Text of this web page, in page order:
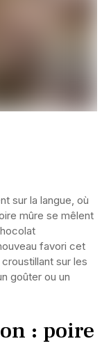
sur la langue, où
mûre se mêlent
favori cet
sur les
goûter ou un
: poire